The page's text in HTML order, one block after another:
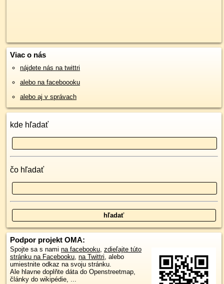
Viac o nás
nájdete nás na twittri
alebo na faceboooku
alebo aj v správach
kde hľadať
čo hľadať
Podpor projekt OMA:
Spojte sa s nami na facebooku, zdieľajte túto
stránku na Facebooku, na Twittri, alebo
umiestnite odkaz na svoju stránku.
Ale hlavne doplňte dáta do Openstreetmap,
články do wikipédie, ...